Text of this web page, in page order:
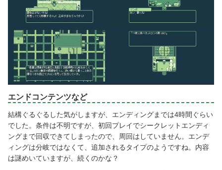
エンドコンテンツなど
結構ぐるぐるした気がしますが、エンディングまでは4時間ぐらい
でした。条件は不明ですが、初回プレイでシークレットエンディ
ングまで回収できてしまったので、周回はしていません。エンデ
ィングは分岐ではなくて、追加されるタイプのようですね。内容
は謎めいていますが、続くのかな？